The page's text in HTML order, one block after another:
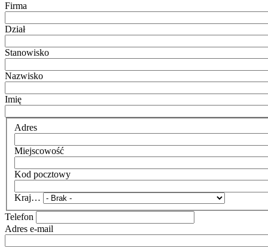
Firma
Dział
Stanowisko
Nazwisko
Imię
Adres
Miejscowość
Kod pocztowy
Kraj…
Telefon
Adres e-mail